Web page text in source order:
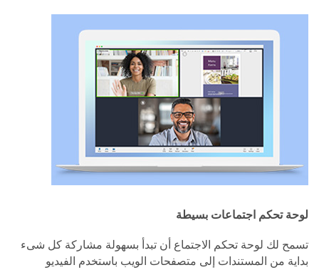
لوحة تحكم اجتماعات بسيطة
تسمح لك لوحة تحكم الاجتماع أن تبدأ بسهولة مشاركة كل شىء
بداية من المستندات إلى متصفحات الويب باستخدم الفيديو